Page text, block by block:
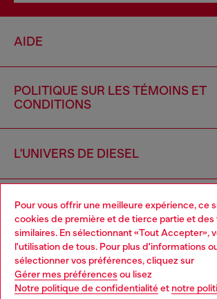
Pour vous offrir une meilleure expérience, ce
cookies de première et de tierce partie et
similaires. En sélectionnant «Tout Accepter»,
l'utilisation de tous. Pour plus d'informations
sélectionner vos préférences, cliquez sur
Gérer mes préférences ou lisez
Notre politique de confidentialitéet notre
AIDE
POLITIQUE SUR LES TÉMOINS ET
CONDITIONS
L'UNIVERS DE DIESEL
ENTREPRISE
Choose your location
You are currently browsing Canada website,
may be based in United States